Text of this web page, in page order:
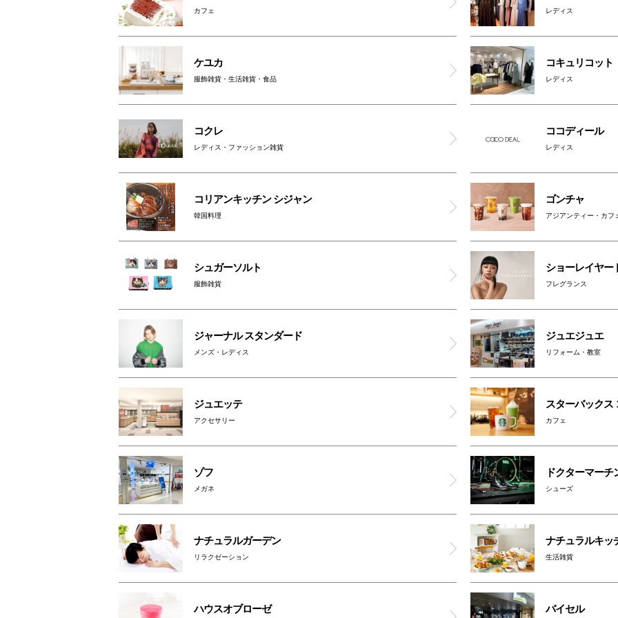
ビ メゾン
DHC
アクシージア
ナチュラルガーデン
ゴンチャ
生麺専門 鎌倉パスタ
とんかつ KYK
正流田舎そば
コリアンキッチン シジャン
男女トイレ(本館B1F)
女性専用トイレ(本館B1F)
オムツ交換台(本館B1F)
カフェ レディス
ケユカ
服飾雑貨・生活雑貨・食品
コキュリコット
レディス
コクレ
レディス・ファッション雑貨
ココディール
レディス
コリアンキッチン シジャン
韓国料理
ゴンチャ
アジアンティー・カフ
シュガーソルト
服飾雑貨
ショーレイヤー
フレグランス
ジャーナル スタンダード
メンズ・レディス
ジュエジュエ
リフォーム・教室
ジュエッテ
アクセサリー
スターバックス
カフェ
ゾフ
メガネ
ドクターマーチ
シューズ
ナチュラルガーデン
リラクゼーション
ナチュラルキッ
生活雑貨
ハウスオブローゼ バイセル